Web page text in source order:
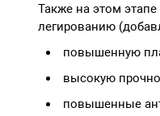
Также на этом
легированию
повышенную
высокую
повышенные